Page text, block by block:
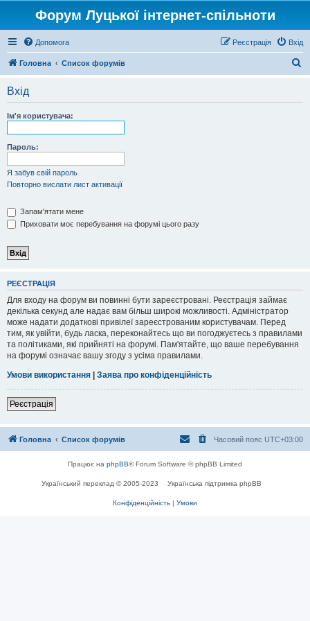
Форум Луцької інтернет-спільноти
Допомога Вхід
Реєстрація
Головна Список форумів
Вхід
Ім'я користувача:
Пароль:
Я забув свій пароль
Повторно вислати лист активації
Запам'ятати мене
Приховати моє перебування на форумі цього разу
РЕЄСТРАЦІЯ
Для входу на форум ви повинні бути зареєстровані. Реєстрація займає
декілька секунд але надає вам більш широкі можливості. Адміністратор
може надати додаткові привілеї зареєстрованим користувачам. Перед
тим, як увійти, будь ласка, переконайтесь що ви погоджуєтесь з правилами
та політиками, які прийняті на форумі. Пам'ятайте, що ваше перебування
на форумі означає вашу згоду з усіма правилами.
Умови використання | Заява про конфіденційність
Реєстрація
Головна Список форумів Часовий пояс UTC+03:00
Працює на phpBB® Forum Software © phpBB Limited
Український переклад © 2005-2023 Українська підтримка phpBB
Конфіденційність | Умови